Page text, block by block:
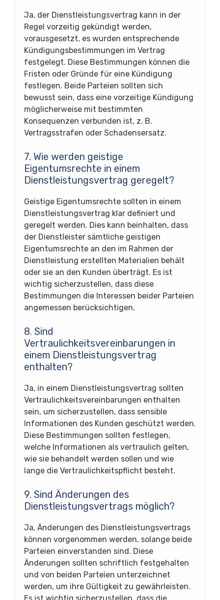
Ja, der Dienstleistungsvertrag kann in der
Regel vorzeitig gekündigt werden,
vorausgesetzt, es wurden entsprechende
Kündigungsbestimmungen im Vertrag
festgelegt. Diese Bestimmungen können die
Fristen oder Gründe für eine Kündigung
festlegen. Beide Parteien sollten sich
bewusst sein, dass eine vorzeitige Kündigung
möglicherweise mit bestimmten
Konsequenzen verbunden ist, z. B.
Vertragsstrafen oder Schadensersatz.
7. Wie werden geistige
Eigentumsrechte in einem
Dienstleistungsvertrag geregelt?
Geistige Eigentumsrechte sollten in einem
Dienstleistungsvertrag klar definiert und
geregelt werden. Dies kann beinhalten, dass
der Dienstleister sämtliche geistigen
Eigentumsrechte an den im Rahmen der
Dienstleistung erstellten Materialien behält
oder sie an den Kunden überträgt. Es ist
wichtig sicherzustellen, dass diese
Bestimmungen die Interessen beider Parteien
angemessen berücksichtigen.
8. Sind
Vertraulichkeitsvereinbarungen in
einem Dienstleistungsvertrag
enthalten?
Ja, in einem Dienstleistungsvertrag sollten
Vertraulichkeitsvereinbarungen enthalten
sein, um sicherzustellen, dass sensible
Informationen des Kunden geschützt werden.
Diese Bestimmungen sollten festlegen,
welche Informationen als vertraulich gelten,
wie sie behandelt werden sollen und wie
lange die Vertraulichkeitspflicht besteht.
9. Sind Änderungen des
Dienstleistungsvertrags möglich?
Ja, Änderungen des Dienstleistungsvertrags
können vorgenommen werden, solange beide
Parteien einverstanden sind. Diese
Änderungen sollten schriftlich festgehalten
und von beiden Parteien unterzeichnet
werden, um ihre Gültigkeit zu gewährleisten.
Es ist wichtig sicherzustellen, dass die